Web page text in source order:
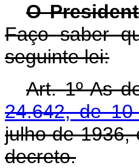
O
Faço saber
seguinte lei:
Art. 1º As
24.642, de
julho de 1936,
decreto.